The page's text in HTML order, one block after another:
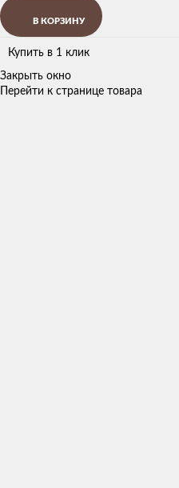
В КОРЗИНУ
Купить в 1 клик
Закрыть окно
Перейти к странице товара